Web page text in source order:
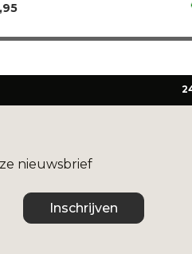
nieuwsbrief
Inschrijven